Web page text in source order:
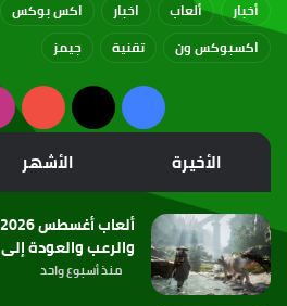
أخبار
ألعاب اخبار اكس بوكس
اكسبوكس ون
تقنية جيمز
فيسبوك
‫X
الأخيرة الأشهر
والرعب والعودة
منذ أسبوع واحد